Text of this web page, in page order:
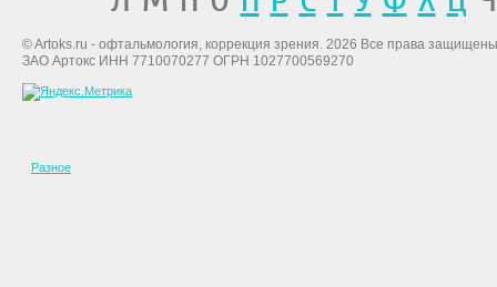
© Artoks.ru - офтальмология, коррекция зрения. 2026 Все права
ЗАО Артокс ИНН 7710070277 ОГРН 1027700569270
Разное